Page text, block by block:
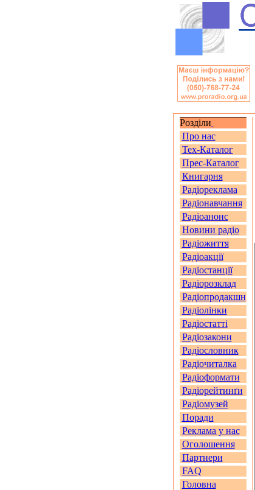
Розділи
Про нас
Тех-Каталог
Прес-Каталог
Книгарня
Радіореклама
Радіонавчання
Радіоанонс
Новини радіо
Радіожиття
Радіоакції
Радіостанції
Радіорозклад
Радіопродакшн
Радіолінки
Радіостатті
Радіозакони
Радіословник
Радіочиталка
Радіоформати
Радіорейтинґи
Радіомузей
Поради
Реклама у нас
Оголошення
Партнери
FAQ
Головна